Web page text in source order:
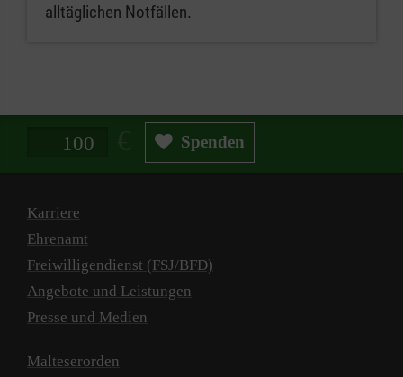
alltäglichen Notfällen.
Spendenbetrag in Euro Spenden
Karriere
Ehrenamt
Freiwilligendienst (FSJ/BFD)
Angebote und Leistungen
Presse und Medien
Malteserorden